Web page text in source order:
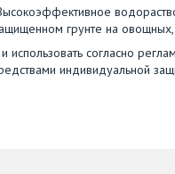
грунте на
согласно
индивидуальной